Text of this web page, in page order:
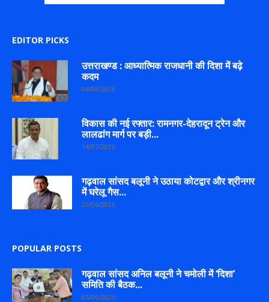
EDITOR PICKS
उत्तराखण्ड : आध्यात्मिक राजधानी की दिशा में बढ़े
कदम
04/08/2026
विकास की नई रफ्तार: रामनगर-देहरादून ट्रेन और
लालढांग मार्ग पर बड़ी...
14/07/2026
गढ़वाल सांसद बलूनी ने उठाया कोटद्वार और श्रीनगर
में घरेलू गैस...
23/06/2026
POPULAR POSTS
गढ़वाल सांसद अनिल बलूनी ने चमोली में ‘दिशा’
समिति की बैठक...
05/06/2025